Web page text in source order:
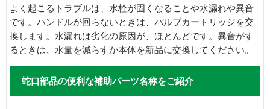
よく起こるトラブルは、水栓が固くなることや水漏れや異音
です。ハンドルが回らないときは、バルブカートリッジを交
換します。水漏れは劣化の原因が、ほとんどです。異音がす
るときは、水量を減らすか本体を新品に交換してください。
蛇口部品の便利な補助パーツ名称をご紹介